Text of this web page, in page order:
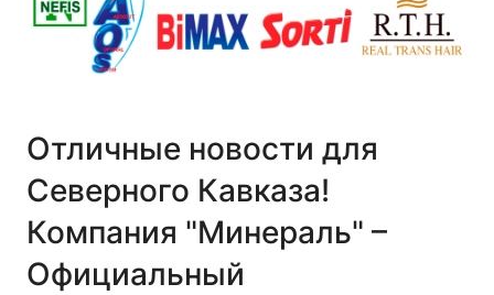
Отличные новости для
Северного Кавказа!
Компания "Минераль" –
Официальный